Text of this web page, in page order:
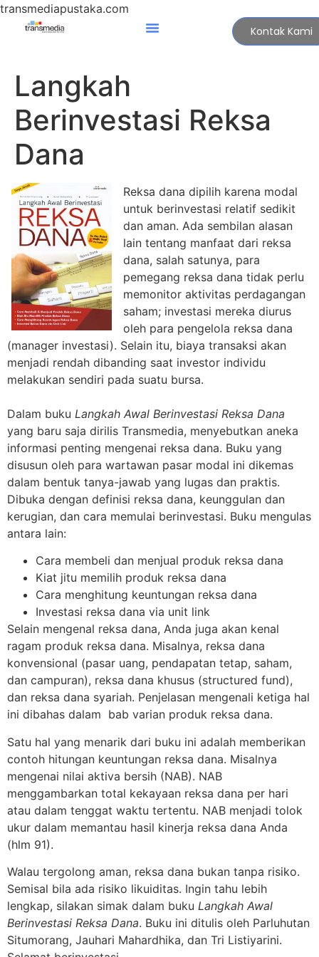
transmediapustaka.com
Kontak Kami
Langkah
Berinvestasi Reksa
Dana
Reksa dana dipilih karena modal
untuk berinvestasi relatif sedikit
dan aman. Ada sembilan alasan
lain tentang manfaat dari reksa
dana, salah satunya, para
pemegang reksa dana tidak perlu
memonitor aktivitas perdagangan
saham; investasi mereka diurus
oleh para pengelola reksa dana
(manager investasi). Selain itu, biaya transaksi akan
menjadi rendah dibanding saat investor individu
melakukan sendiri pada suatu bursa.
Dalam buku Langkah Awal Berinvestasi Reksa Dana
yang baru saja dirilis Transmedia, menyebutkan aneka
informasi penting mengenai reksa dana. Buku yang
disusun oleh para wartawan pasar modal ini dikemas
dalam bentuk tanya-jawab yang lugas dan praktis.
Dibuka dengan definisi reksa dana, keunggulan dan
kerugian, dan cara memulai berinvestasi. Buku mengulas
antara lain:
Cara membeli dan menjual produk reksa dana
Kiat jitu memilih produk reksa dana
Cara menghitung keuntungan reksa dana
Investasi reksa dana via unit link
Selain mengenal reksa dana, Anda juga akan kenal
ragam produk reksa dana. Misalnya, reksa dana
konvensional (pasar uang, pendapatan tetap, saham,
dan campuran), reksa dana khusus (structured fund),
dan reksa dana syariah. Penjelasan mengenali ketiga hal
ini dibahas dalam bab varian produk reksa dana.
Satu hal yang menarik dari buku ini adalah memberikan
contoh hitungan keuntungan reksa dana. Misalnya
mengenai nilai aktiva bersih (NAB). NAB
menggambarkan total kekayaan reksa dana per hari
atau dalam tenggat waktu tertentu. NAB menjadi tolok
ukur dalam memantau hasil kinerja reksa dana Anda
(hlm 91).
Walau tergolong aman, reksa dana bukan tanpa risiko.
Semisal bila ada risiko likuiditas. Ingin tahu lebih
lengkap, silakan simak dalam buku Langkah Awal
Berinvestasi Reksa Dana. Buku ini ditulis oleh Parluhutan
Situmorang, Jauhari Mahardhika, dan Tri Listiyarini.